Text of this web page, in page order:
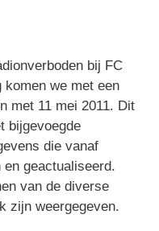
bij FC
komen we met een
met 11 mei 2011. Dit
bijgevoegde
die vanaf
geactualiseerd.
van de diverse
zijn weergegeven.